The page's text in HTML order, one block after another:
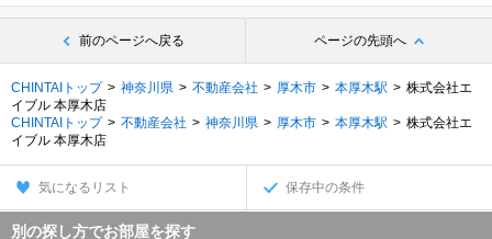
前のページへ戻る ページの先頭へ
CHINTAIトップ 神奈川県 不動産会社 厚木市 本厚木駅
株式会社エ
イブル 本厚木店
CHINTAIトップ
不動産会社 神奈川県 厚木市 本厚木駅
株式会社エ
イブル 本厚木店
気になるリスト 保存中の条件
別の探し方でお部屋を探す